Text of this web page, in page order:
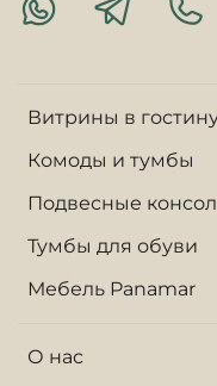
Витрины в
Комоды и тумбы
Подвесные
Тумбы для обуви
Мебель Panamar
О нас